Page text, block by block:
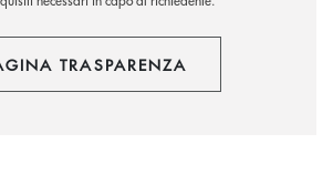
TRASPARENZA